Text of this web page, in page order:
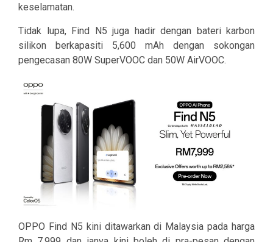
keselamatan.
Tidak lupa, Find N5 juga hadir dengan bateri karbon
silikon berkapasiti 5,600 mAh dengan sokongan
pengecasan 80W SuperVOOC dan 50W AirVOOC.
OPPO Find N5 kini ditawarkan di Malaysia pada harga